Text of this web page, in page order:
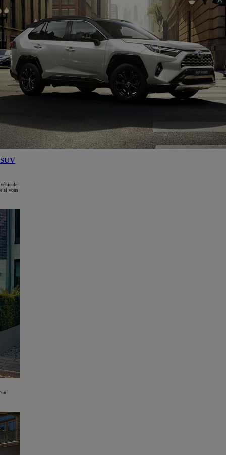
SUV